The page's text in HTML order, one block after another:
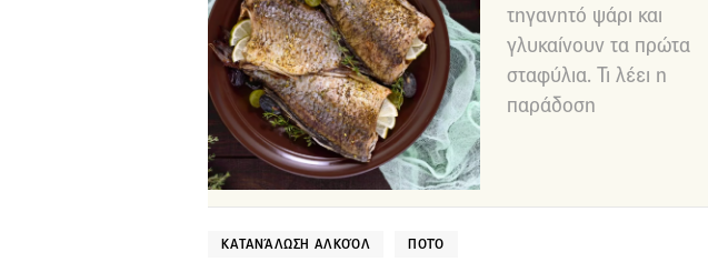
τηγανητό ψάρι και
γλυκαίνουν τα πρώτα
σταφύλια. Τι λέει η
παράδοση
ΚΑΤΑΝΆΛΩΣΗ ΑΛΚΟΌΛ ΠΟΤΌ